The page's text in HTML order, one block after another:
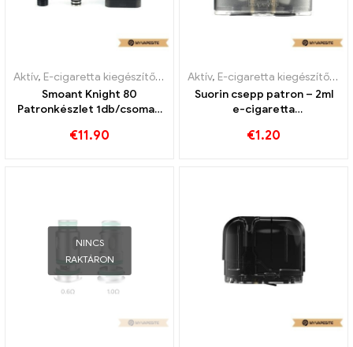
Aktív, E-cigaretta kiegészítők ,
Párologtató
Smoant Knight 80
Patronkészlet 1db/csomag
nagykereskedés丨Egyedi
€11.90
Aktív, E-cigaretta kiegészítők ,
Suorin csepp patron – 2ml
e-cigaretta
€1.20
NINCS
RAKTÁRON